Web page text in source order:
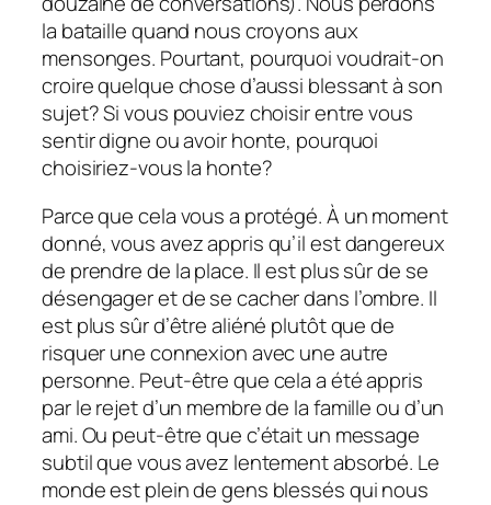
la bataille quand nous croyons aux
mensonges. Pourtant, pourquoi voudrait-on
croire quelque chose d’aussi blessant à son
sujet? Si vous pouviez choisir entre vous
sentir digne ou avoir honte, pourquoi
choisiriez-vous la honte?
Parce que cela vous a protégé. À un moment
donné, vous avez appris qu’il est dangereux
de prendre de la place. Il est plus sûr de se
désengager et de se cacher dans l’ombre. Il
est plus sûr d’être aliéné plutôt que de
risquer une connexion avec une autre
personne. Peut-être que cela a été appris
par le rejet d’un membre de la famille ou d’un
ami. Ou peut-être que c’était un message
subtil que vous avez lentement absorbé. Le
monde est plein de gens blessés qui nous